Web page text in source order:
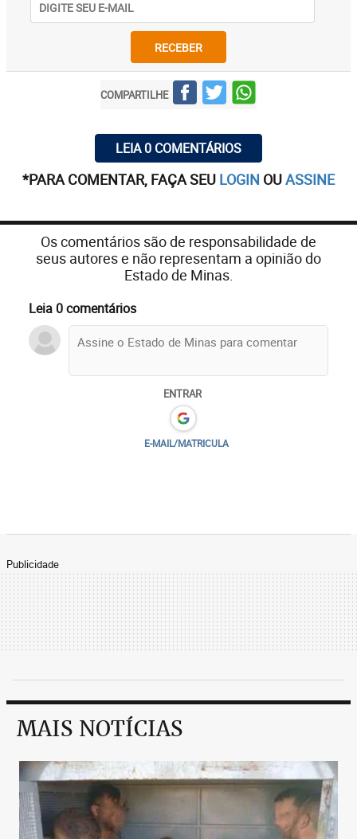
RECEBER
COMPARTILHE
LEIA 0 COMENTÁRIOS
*PARA COMENTAR, FAÇA SEU LOGIN OUASSINE
Os comentários são de responsabilidade de
seus autores e não representam a opinião do
Estado de Minas.
Leia 0 comentários
ENTRAR
E-MAIL/MATRICULA
Publicidade
MAIS NOTÍCIAS